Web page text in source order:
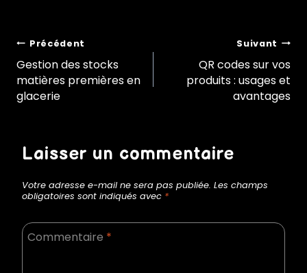
Navigation
de
l’article
Précédent
Gestion des stocks
matières premières en
glacerie
Suivant
QR codes sur vos
produits : usages et
avantages
Laisser un commentaire
Votre adresse e-mail ne sera pas publiée. Les champs
obligatoires sont indiqués avec *
Commentaire *